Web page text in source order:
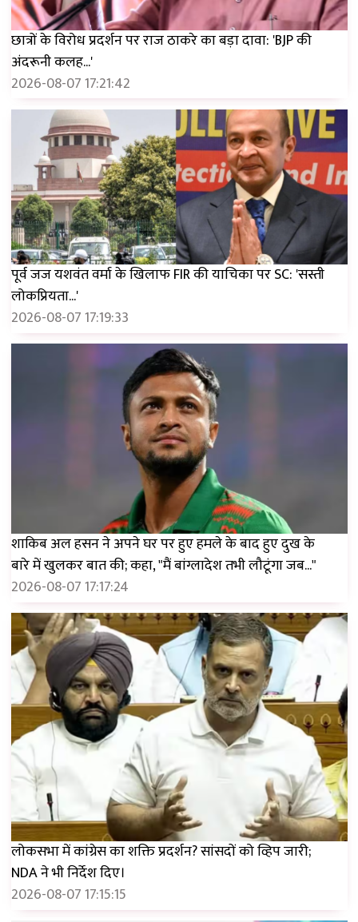
छात्रों के विरोध प्रदर्शन पर राज ठाकरे का बड़ा दावा: 'BJP की
अंदरूनी कलह...'
2026-08-07 17:21:42
पूर्व जज यशवंत वर्मा के खिलाफ FIR की याचिका पर SC: 'सस्ती
लोकप्रियता...'
2026-08-07 17:19:33
शाकिब अल हसन ने अपने घर पर हुए हमले के बाद हुए दुख के
बारे में खुलकर बात की; कहा, "मैं बांग्लादेश तभी लौटूंगा जब..."
2026-08-07 17:17:24
लोकसभा में कांग्रेस का शक्ति प्रदर्शन? सांसदों को व्हिप जारी;
NDA ने भी निर्देश दिए।
2026-08-07 17:15:15